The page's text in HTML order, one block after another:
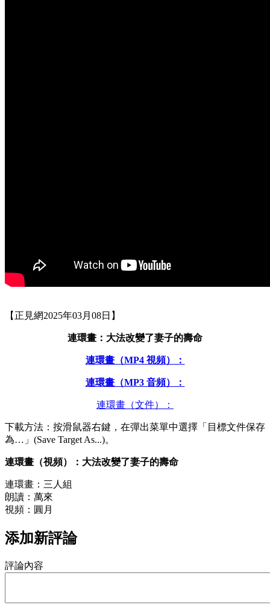
【正見網2025年03月08日】
連環畫： 大法改變了妻子的壽命
連環畫（MP4 視頻）：
連環畫（MP3 音頻）：
連環畫（文件）：
下載方法：按滑鼠器右鍵，在彈出菜單中選擇「目標文件保存
為…」(Save Target As...)。
連環畫（視頻）：大法改變了妻子的壽命
連環畫：三人組
朗讀：萬來
視頻：圓月
添加新評論
評論內容